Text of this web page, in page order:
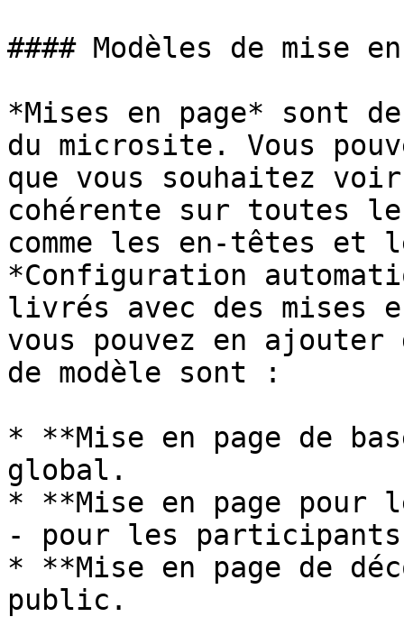
#### Modèles de mise
*Mises en page* sont
du microsite. Vous
que vous souhaitez
cohérente sur toutes
comme les en-têtes et
*Configuration
livrés avec des mises
vous pouvez en
de modèle sont :
* **Mise en page de
global.
* **Mise en page pour
- pour les participants
* **Mise en page de
public.